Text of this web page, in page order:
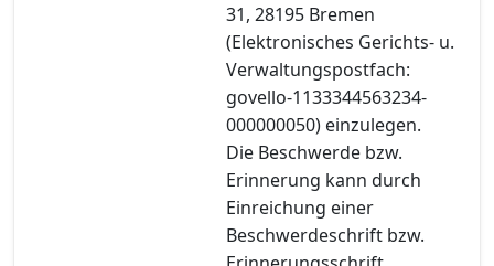
31, 28195 Bremen
(Elektronisches Gerichts- u.
Verwaltungspostfach:
govello-1133344563234-
000000050) einzulegen.
Die Beschwerde bzw.
Erinnerung kann durch
Einreichung einer
Beschwerdeschrift bzw.